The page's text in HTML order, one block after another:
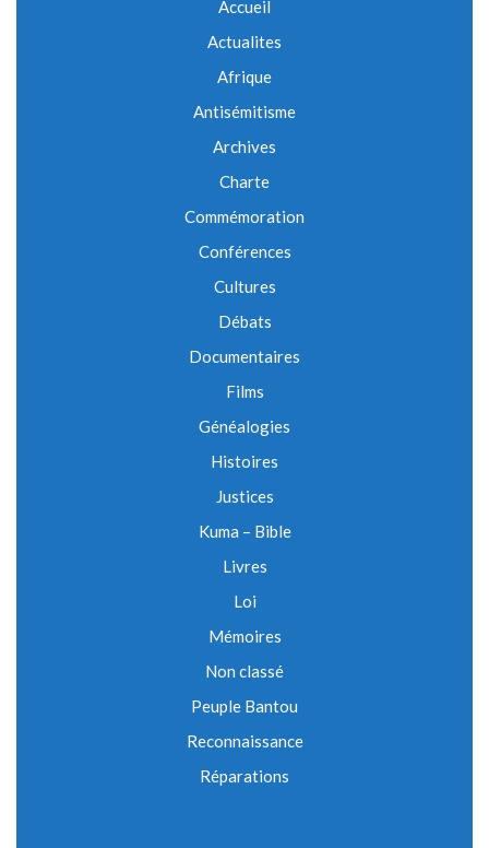
Accueil
Actualites
Afrique
Antisémitisme
Archives
Charte
Commémoration
Conférences
Cultures
Débats
Documentaires
Films
Généalogies
Histoires
Justices
Kuma – Bible
Livres
Loi
Mémoires
Non classé
Peuple Bantou
Reconnaissance
Réparations